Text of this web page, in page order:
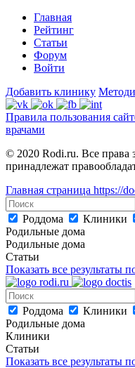
Главная
Рейтинг
Статьи
Форум
Войти
Добавить клинику
Правила пользования
врачами
© 2020 Rodi.ru. Все
принадлежат
Главная страница https://
Роддома Клиники
Родильные дома
Родильные дома
Статьи
Показать все результаты
Роддома Клиники
Родильные дома
Клиники
Статьи
Показать все результаты